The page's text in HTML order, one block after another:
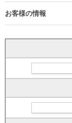
お客様の情報